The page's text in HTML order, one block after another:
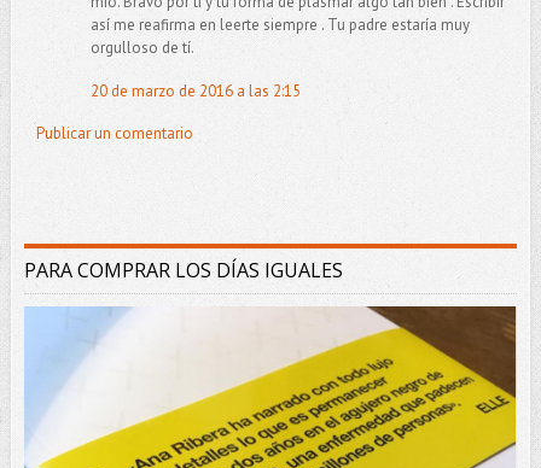
así me reafirma en leerte siempre . Tu padre estaría muy
orgulloso de tí.
20 de marzo de 2016 a las 2:15
Publicar un comentario
PARA COMPRAR LOS DÍAS IGUALES